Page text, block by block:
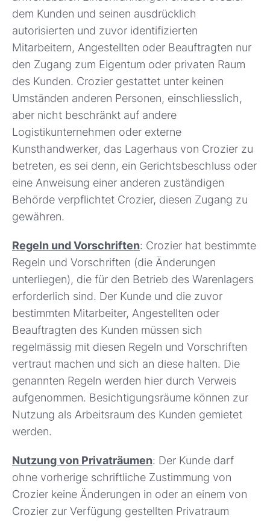
dem Kunden und seinen ausdrücklich
autorisierten und zuvor identifizierten
Mitarbeitern, Angestellten oder Beauftragten nur
den Zugang zum Eigentum oder privaten Raum
des Kunden. Crozier gestattet unter keinen
Umständen anderen Personen, einschliesslich,
aber nicht beschränkt auf andere
Logistikunternehmen oder externe
Kunsthandwerker, das Lagerhaus von Crozier zu
betreten, es sei denn, ein Gerichtsbeschluss oder
eine Anweisung einer anderen zuständigen
Behörde verpflichtet Crozier, diesen Zugang zu
gewähren.
Regeln und Vorschriften: Crozier hat bestimmte
Regeln und Vorschriften (die Änderungen
unterliegen), die für den Betrieb des Warenlagers
erforderlich sind. Der Kunde und die zuvor
bestimmten Mitarbeiter, Angestellten oder
Beauftragten des Kunden müssen sich
regelmässig mit diesen Regeln und Vorschriften
vertraut machen und sich an diese halten. Die
genannten Regeln werden hier durch Verweis
aufgenommen. Besichtigungsräume können zur
Nutzung als Arbeitsraum des Kunden gemietet
werden.
Nutzung von Privaträumen: Der Kunde darf
ohne vorherige schriftliche Zustimmung von
Crozier keine Änderungen in oder an einem von
Crozier zur Verfügung gestellten Privatraum